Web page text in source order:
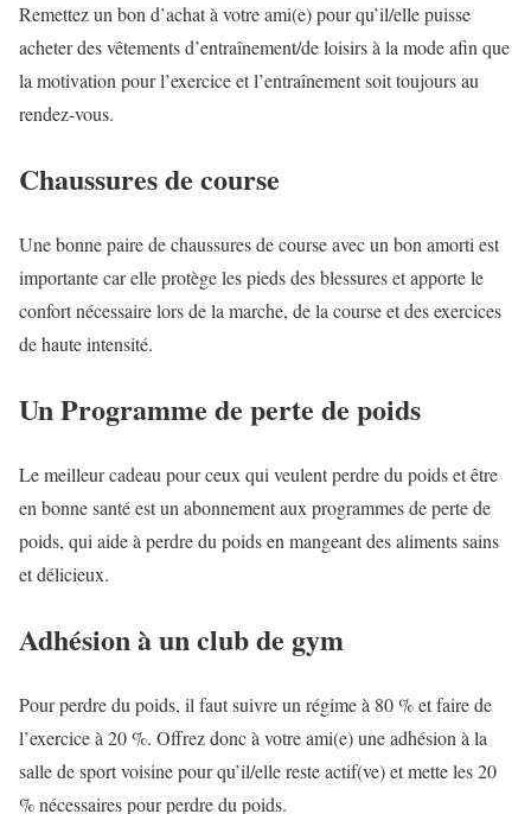
Remettez un bon d’achat à votre ami(e) pour qu’il/elle puisse
acheter des vêtements d’entraînement/de loisirs à la mode afin que
la motivation pour l’exercice et l’entraînement soit toujours au
rendez-vous.
Chaussures de course
Une bonne paire de chaussures de course avec un bon amorti est
importante car elle protège les pieds des blessures et apporte le
confort nécessaire lors de la marche, de la course et des exercices
de haute intensité.
Un Programme de perte de poids
Le meilleur cadeau pour ceux qui veulent perdre du poids et être
en bonne santé est un abonnement aux programmes de perte de
poids, qui aide à perdre du poids en mangeant des aliments sains
et délicieux.
Adhésion à un club de gym
Pour perdre du poids, il faut suivre un régime à 80 % et faire de
l’exercice à 20 %. Offrez donc à votre ami(e) une adhésion à la
salle de sport voisine pour qu’il/elle reste actif(ve) et mette les 20
% nécessaires pour perdre du poids.